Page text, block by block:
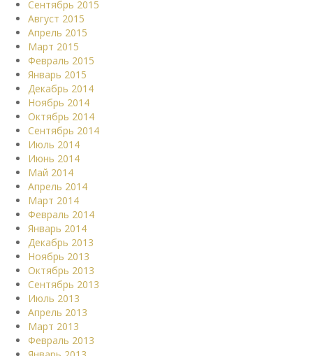
Сентябрь 2015
Август 2015
Апрель 2015
Март 2015
Февраль 2015
Январь 2015
Декабрь 2014
Ноябрь 2014
Октябрь 2014
Сентябрь 2014
Июль 2014
Июнь 2014
Май 2014
Апрель 2014
Март 2014
Февраль 2014
Январь 2014
Декабрь 2013
Ноябрь 2013
Октябрь 2013
Сентябрь 2013
Июль 2013
Апрель 2013
Март 2013
Февраль 2013